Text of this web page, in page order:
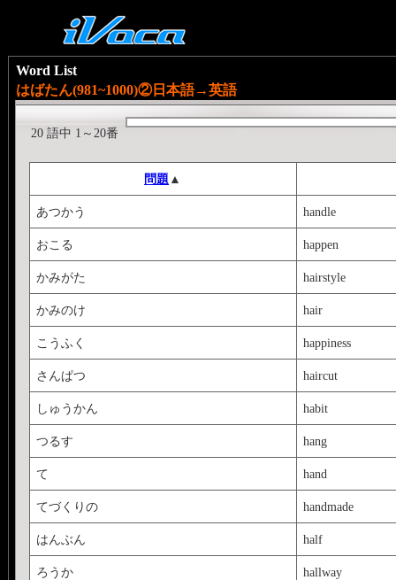
Word List
はばたん(981~1000)②日本語→英語
20 語中 1～20番
問題 ▲
あつかう handle
おこる happen
かみがた hairstyle
かみのけ hair
こうふく happiness
さんぱつ haircut
しゅうかん habit
つるす hang
て hand
てづくりの handmade
はんぶん half
ろうか hallway